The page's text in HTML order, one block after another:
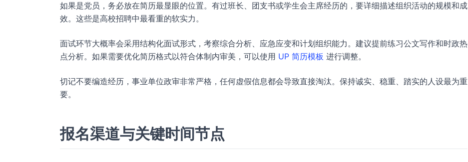
如果是党员，务必放在简历最显眼的位置。有过班长、团支书或学生会主席经历的，要详细描述组织活动的规模和成
效。这些是高校招聘中最看重的软实力。
面试环节大概率会采用结构化面试形式，考察综合分析、应急应变和计划组织能力。建议提前练习公文写作和时政热
点分析。如果需要优化简历格式以符合体制内审美，可以使用 UP 简历模板 进行调整。
切记不要编造经历，事业单位政审非常严格，任何虚假信息都会导致直接淘汰。保持诚实、稳重、踏实的人设最为重
要。
报名渠道与关键时间节点